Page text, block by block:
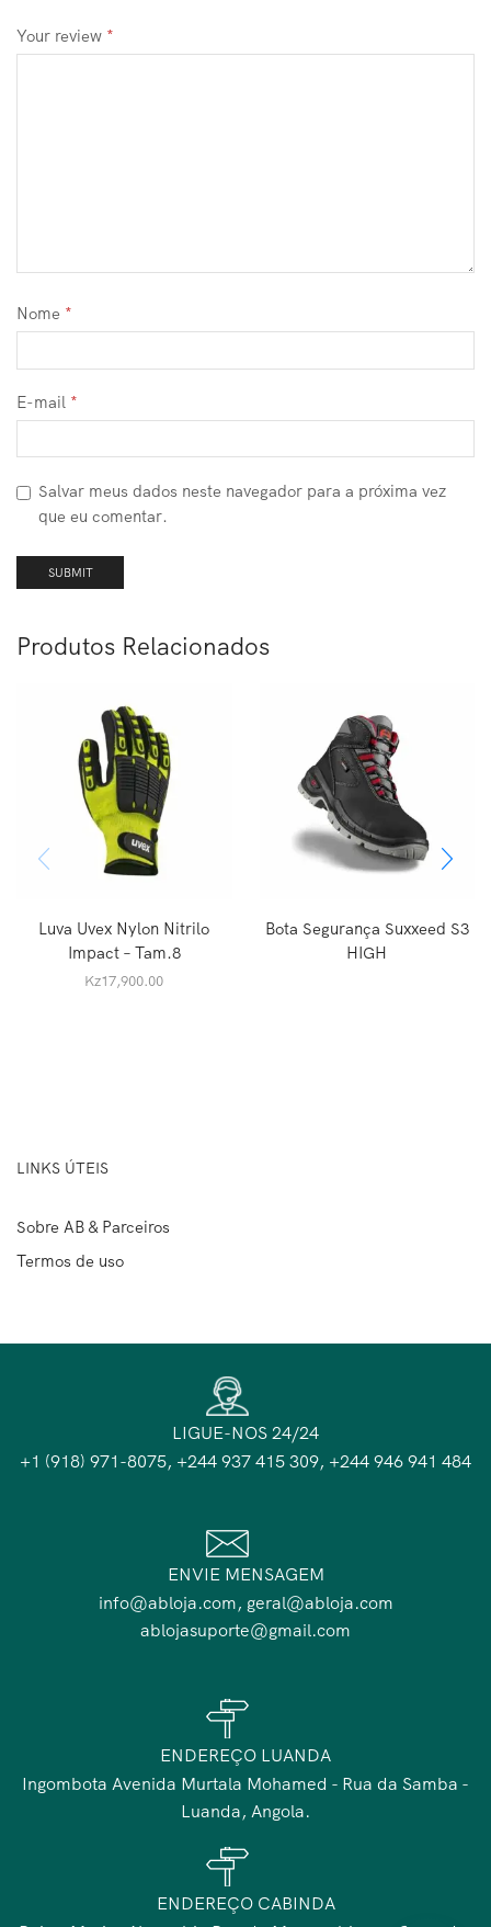
Your review *
Nome *
E-mail *
Salvar meus dados neste navegador para a próxima vez
que eu comentar.
Produtos Relacionados
Luva Uvex Nylon Nitrilo
Impact – Tam.8
Kz17,900.00
Bota Segurança Suxxeed S3
HIGH
LINKS ÚTEIS
Sobre AB & Parceiros
Termos de uso
LIGUE-NOS 24/24
+1 (918) 971-8075, +244 937 415 309, +244 946 941 484
ENVIE MENSAGEM
info@abloja.com, geral@abloja.com
ablojasuporte@gmail.com
ENDEREÇO LUANDA
Ingombota Avenida Murtala Mohamed - Rua da Samba -
Luanda, Angola.
ENDEREÇO CABINDA